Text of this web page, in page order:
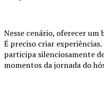
Nesse cenário, oferecer um
É preciso criar
participa silenciosamente
momentos da jornada do